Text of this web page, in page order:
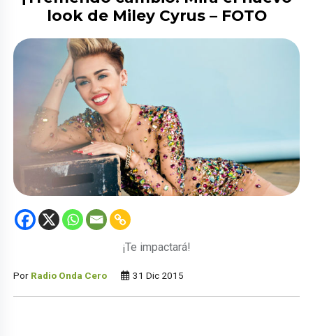
look de Miley Cyrus – FOTO
¡Te impactará!
Por Radio Onda Cero 31 Dic 2015